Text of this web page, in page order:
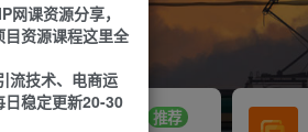
站长招募 推荐
网课资源分享，
资源课程这里全
流技术、电商运
日稳定更新20-30